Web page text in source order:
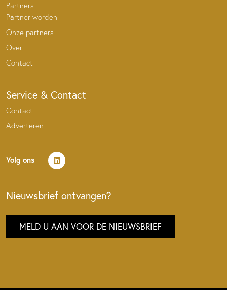
Partners
Partner worden
Onze partners
Over
Contact
Service & Contact
Contact
Adverteren
Volg ons
Nieuwsbrief ontvangen?
MELD U AAN VOOR DE NIEUWSBRIEF